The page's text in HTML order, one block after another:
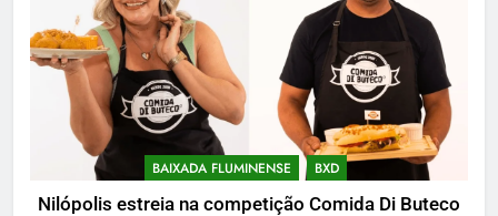
BAIXADA FLUMINENSE BXD
Nilópolis estreia na competição Comida Di Buteco